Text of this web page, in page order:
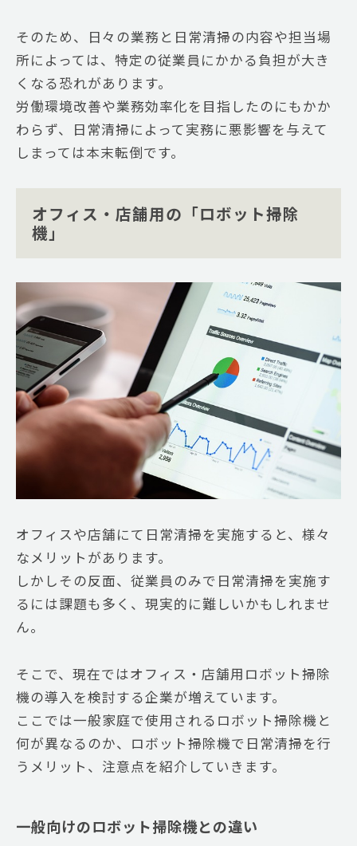
そのため、日々の業務と日常清掃の内容や担当場
所によっては、特定の従業員にかかる負担が大き
くなる恐れがあります。
労働環境改善や業務効率化を目指したのにもかか
わらず、日常清掃によって実務に悪影響を与えて
しまっては本末転倒です。
オフィス・店舗用の「ロボット掃除
機」
オフィスや店舗にて日常清掃を実施すると、様々
なメリットがあります。
しかしその反面、従業員のみで日常清掃を実施す
るには課題も多く、現実的に難しいかもしれませ
ん。
そこで、現在ではオフィス・店舗用ロボット掃除
機の導入を検討する企業が増えています。
ここでは一般家庭で使用されるロボット掃除機と
何が異なるのか、ロボット掃除機で日常清掃を行
うメリット、注意点を紹介していきます。
一般向けのロボット掃除機との違い